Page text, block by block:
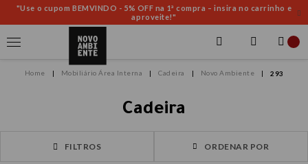
"Use o cupom BEMVINDO - 5% OFF na 1ª compra – insira no carrinho e
aproveite!"
Mobiliário Área Interna Cadeira Novo Ambiente 293
Cadeira
FILTROS ORDENAR POR